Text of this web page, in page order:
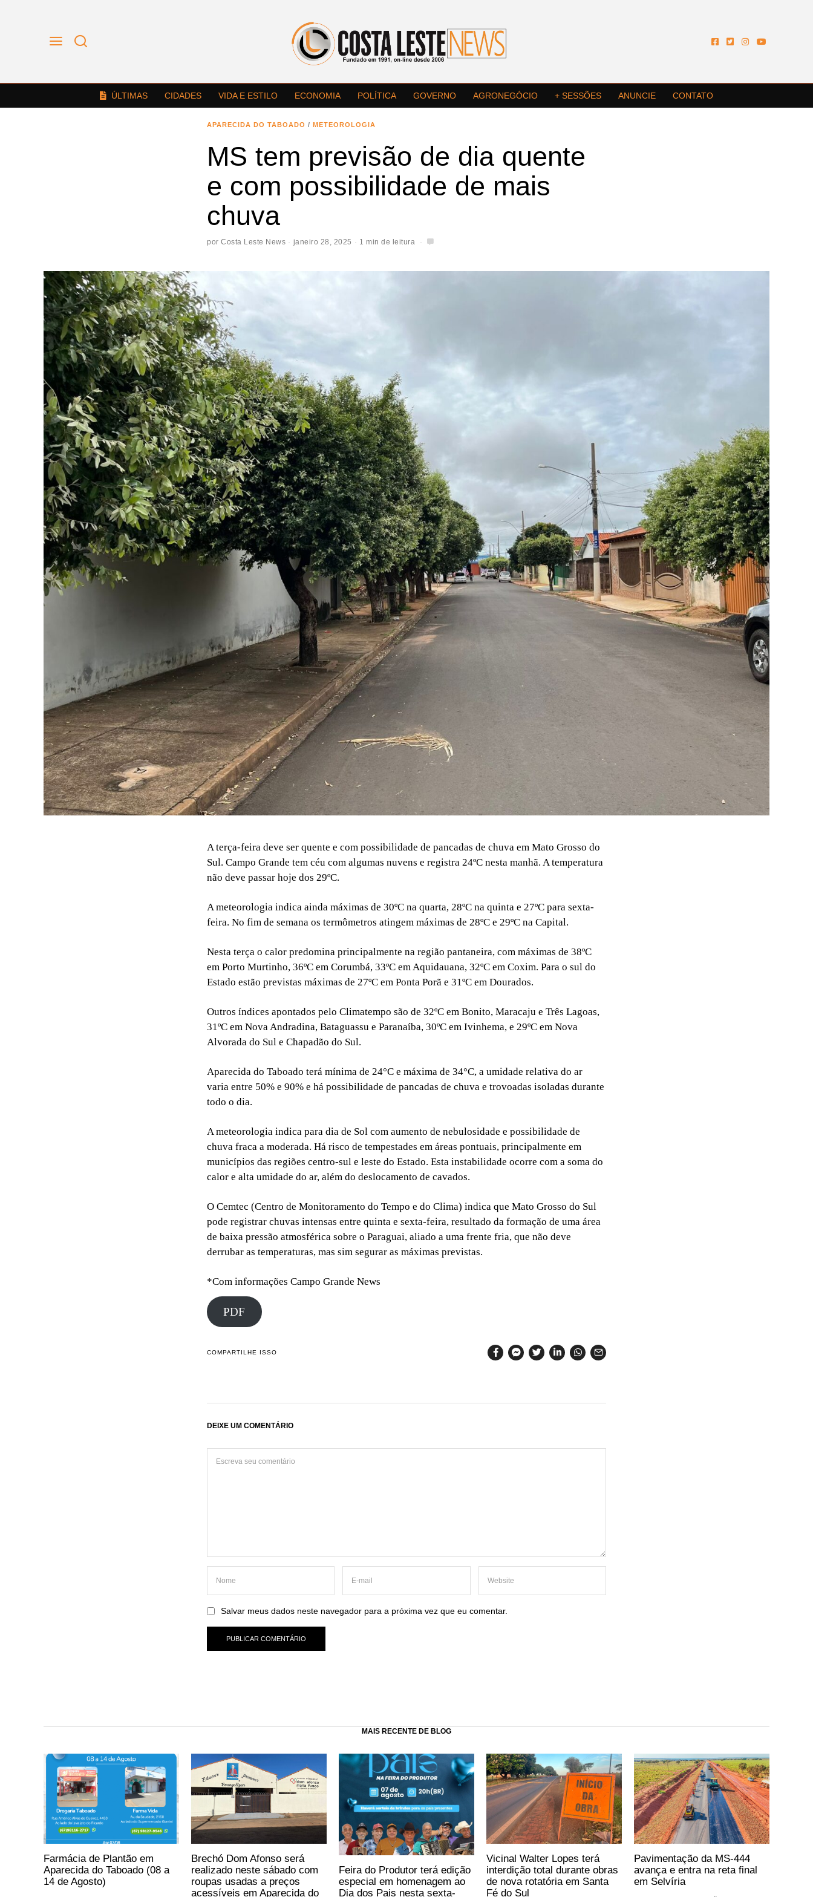
ÚLTIMAS CIDADES VIDA E ESTILO ECONOMIA POLÍTICA GOVERNO AGRONEGÓCIO + SESSÕES ANUNCIE CONTATO
APARECIDA DO TABOADO / METEOROLOGIA
MS tem previsão de dia quente
e com possibilidade de mais
chuva
por Costa Leste News janeiro 28, 2025 1 min de leitura
A terça-feira deve ser quente e com possibilidade de pancadas de chuva em Mato Grosso do
Sul. Campo Grande tem céu com algumas nuvens e registra 24ºC nesta manhã. A temperatura
não deve passar hoje dos 29ºC.
A meteorologia indica ainda máximas de 30ºC na quarta, 28ºC na quinta e 27ºC para sexta-
feira. No fim de semana os termômetros atingem máximas de 28ºC e 29ºC na Capital.
Nesta terça o calor predomina principalmente na região pantaneira, com máximas de 38ºC
em Porto Murtinho, 36ºC em Corumbá, 33ºC em Aquidauana, 32ºC em Coxim. Para o sul do
Estado estão previstas máximas de 27ºC em Ponta Porã e 31ºC em Dourados.
Outros índices apontados pelo Climatempo são de 32ºC em Bonito, Maracaju e Três Lagoas,
31ºC em Nova Andradina, Bataguassu e Paranaíba, 30ºC em Ivinhema, e 29ºC em Nova
Alvorada do Sul e Chapadão do Sul.
Aparecida do Taboado terá mínima de 24°C e máxima de 34°C, a umidade relativa do ar
varia entre 50% e 90% e há possibilidade de pancadas de chuva e trovoadas isoladas durante
todo o dia.
A meteorologia indica para dia de Sol com aumento de nebulosidade e possibilidade de
chuva fraca a moderada. Há risco de tempestades em áreas pontuais, principalmente em
municípios das regiões centro-sul e leste do Estado. Esta instabilidade ocorre com a soma do
calor e alta umidade do ar, além do deslocamento de cavados.
O Cemtec (Centro de Monitoramento do Tempo e do Clima) indica que Mato Grosso do Sul
pode registrar chuvas intensas entre quinta e sexta-feira, resultado da formação de uma área
de baixa pressão atmosférica sobre o Paraguai, aliado a uma frente fria, que não deve
derrubar as temperaturas, mas sim segurar as máximas previstas.
*Com informações Campo Grande News
PDF
COMPARTILHE ISSO
DEIXE UM COMENTÁRIO
Salvar meus dados neste navegador para a próxima vez que eu comentar.
MAIS RECENTE DE BLOG
Farmácia de Plantão em
Aparecida do Taboado (08 a
14 de Agosto)
Brechó Dom Afonso será
realizado neste sábado com
roupas usadas a preços
acessíveis em Aparecida do
Feira do Produtor terá edição
especial em homenagem ao
Dia dos Pais nesta sexta-
Vicinal Walter Lopes terá
interdição total durante obras
de nova rotatória em Santa
Fé do Sul
Pavimentação da MS-444
avança e entra na reta final
em Selvíria